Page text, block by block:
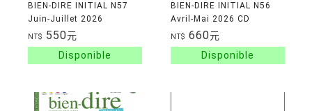
BIEN-DIRE INITIAL N57
Juin-Juillet 2026
NT$ 550元
BIEN-DIRE INITIAL N56
Avril-Mai 2026 CD
NT$ 660元